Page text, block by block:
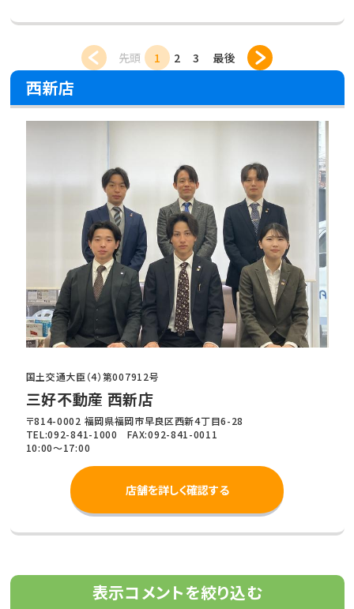
先頭 1 2 3 最後
西新店
国土交通大臣（4）第007912号
三好不動産 西新店
〒814-0002 福岡県福岡市早良区西新4丁目6-28
TEL:092-841-1000 FAX:092-841-0011
10:00～17:00
店舗を詳しく確認する
表示コメントを絞り込む